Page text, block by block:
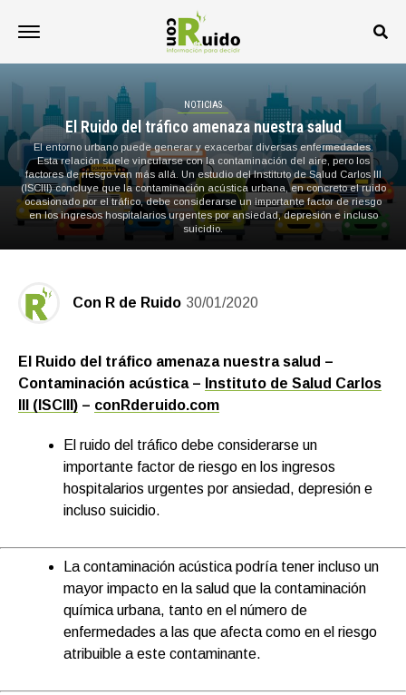
NOTICIAS
El Ruido del tráfico amenaza nuestra salud
El entorno urbano puede generar y exacerbar diversas enfermedades.
Esta relación suele vincularse con la contaminación del aire, pero los
factores de riesgo van más allá. Un estudio del Instituto de Salud Carlos III
(ISCIII) concluye que la contaminación acústica urbana, en concreto el ruido
ocasionado por el tráfico, debe considerarse un importante factor de riesgo
en los ingresos hospitalarios urgentes por ansiedad, depresión e incluso
suicidio.
Con R de Ruido 30/01/2020
El Ruido del tráfico amenaza nuestra salud –
Contaminación acústica – Instituto de Salud Carlos
III (ISCIII) – conRderuido.com
El ruido del tráfico debe considerarse un
importante factor de riesgo en los ingresos
hospitalarios urgentes por ansiedad, depresión e
incluso suicidio.
La contaminación acústica podría tener incluso un
mayor impacto en la salud que la contaminación
química urbana, tanto en el número de
enfermedades a las que afecta como en el riesgo
atribuible a este contaminante.